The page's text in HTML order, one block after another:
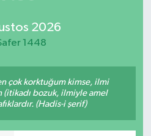
2026
1448
çok korktuğum kimse, ilmi
(itikadı bozuk, ilmiyle amel
(Hadis-i şerif)